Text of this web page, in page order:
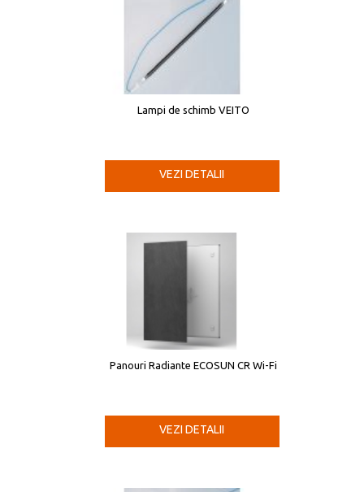
Lampi de schimb VEITO
VEZI DETALII
Panouri Radiante ECOSUN CR Wi-Fi
VEZI DETALII